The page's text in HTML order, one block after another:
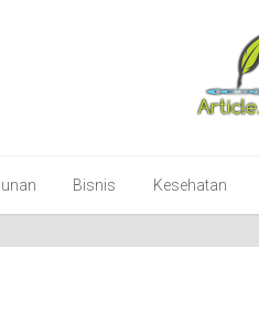
Bisnis Kesehatan